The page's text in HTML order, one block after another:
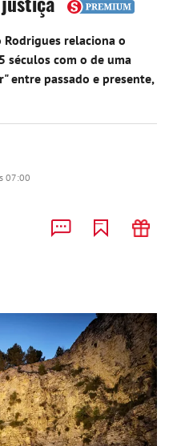
Rodrigues relaciona o
séculos com o de uma
entre passado e presente,
07:00